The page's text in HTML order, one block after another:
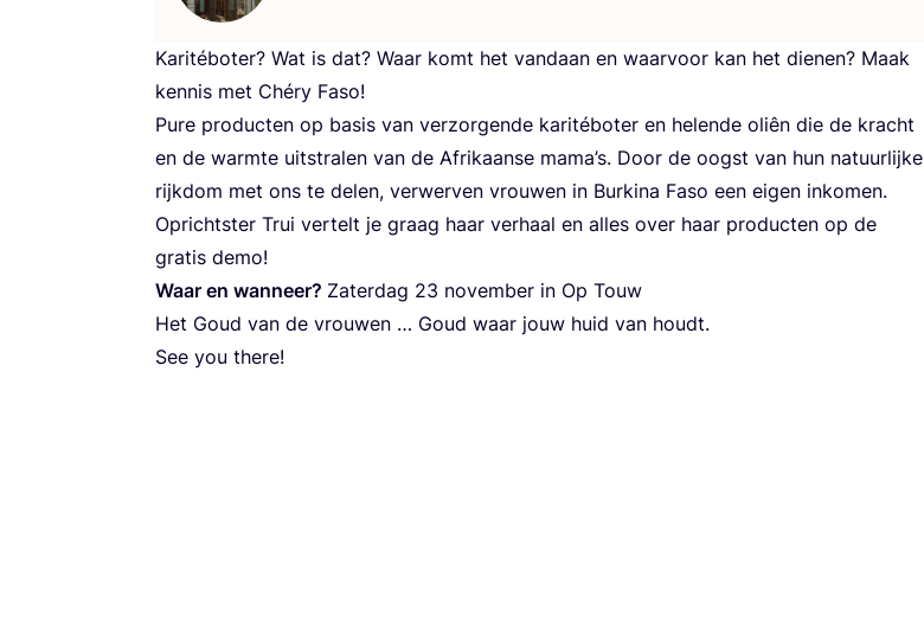
Kari­té­bo­ter? Wat is dat? Waar komt het van­daan en waar­voor kan het die­nen? Maak
ken­nis met Ché­ry Faso!
Pure pro­duc­ten op basis van ver­zor­gen­de kari­té­bo­ter en helen­de oliên die de kracht
en de warm­te uit­stra­len van de Afri­kaan­se mama’s. Door de oogst van hun natuur­lij­ke
rijk­dom met ons te delen, ver­wer­ven vrou­wen in Bur­ki­na Faso een eigen inko­men.
Opricht­ster Trui ver­telt je graag haar ver­haal en alles over haar pro­duc­ten op de
gra­tis demo!
Waar en wan­neer? Zater­dag 23 novem­ber in Op Touw
Het Goud van de vrou­wen … Goud waar jouw huid van houdt.
See you there!